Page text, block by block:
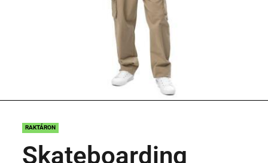
RAKTÁRON
Skateboarding